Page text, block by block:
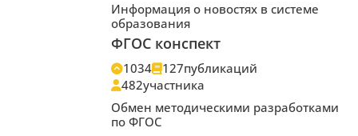
Информация о новостях в системе
образования
ФГОС конспект
1034 127публикаций
482участника
Обмен методическими разработками
по ФГОС